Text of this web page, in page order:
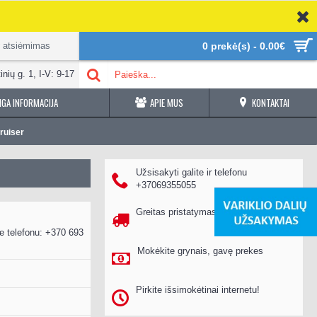
atsiėmimas 0 prekė(s) - 0.00€
g. 1, I-V: 9-17
INFORMACIJA APIE MUS KONTAKTAI
Užsisakyti galite ir telefonu
+37069355055
Greitas pristatymas per 1-2 d.d.
Mokėkite grynais, gavę prekes
Pirkite išsimokėtinai internetu!
telefonu: +370 693